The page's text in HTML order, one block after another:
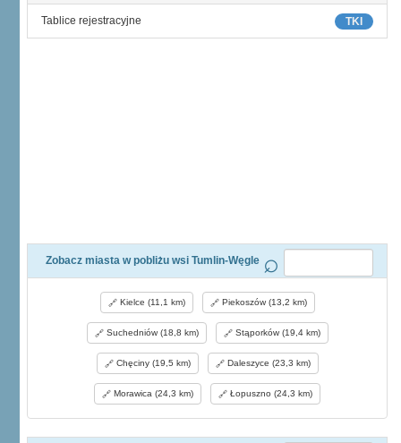
TKI
Tablice rejestracyjne
Zobacz miasta w pobliżu wsi Tumlin-Węgle
Kielce (11,1 km) Piekoszów (13,2 km)
Suchedniów (18,8 km) Stąporków (19,4 km)
Chęciny (19,5 km) Daleszyce (23,3 km)
Morawica (24,3 km) Łopuszno (24,3 km)